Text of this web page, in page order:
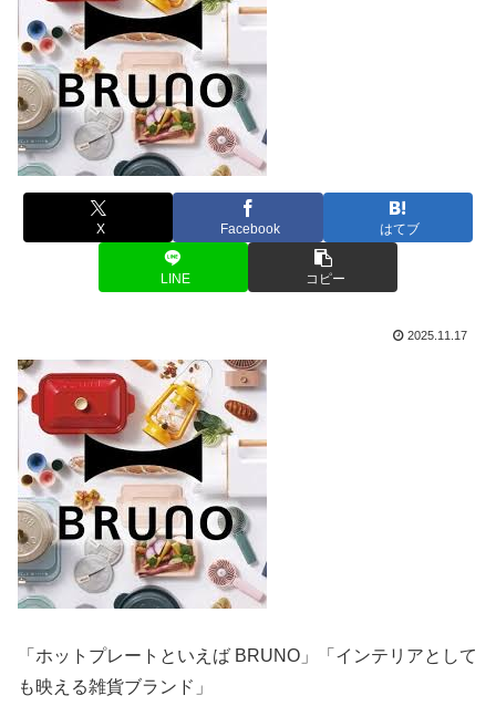
X Facebook はてブ
LINE コピー
2025.11.17
「ホットプレートといえば BRUNO」「インテリアとして
も映える雑貨ブランド」